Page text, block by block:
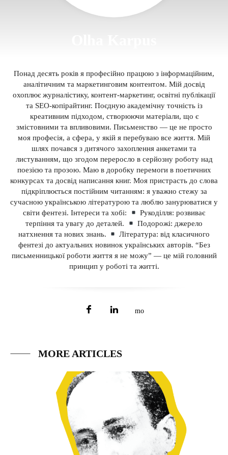
Понад десять років я професійно працюю з інформаційним,
аналітичним та маркетинговим контентом. Мій досвід
охоплює журналістику, контент-маркетинг, освітні публікації
та SEO-копірайтинг. Поєдную академічну точність із
креативним підходом, створюючи матеріали, що є
змістовними та впливовими. Письменство — це не просто
моя професія, а сфера, у якій я перебуваю все життя. Мій
шлях почався з дитячого захоплення анкетами та
листуванням, що згодом переросло в серйозну роботу над
поезією та прозою. Маю в доробку перемоги в поетичних
конкурсах та досвід написання книг. Моя пристрасть до слова
підкріплюється постійним читанням: я уважно стежу за
сучасною українською літературою та люблю занурюватися у
світи фентезі. Інтереси та хобі:
Рукоділля: розвиває
терпіння та увагу до деталей.
Подорожі: джерело
натхнення та нових знань.
Література: від класичного
фентезі до актуальних новинок українських авторів. “Без
письменницької роботи життя я не можу” — це мій головний
принцип у роботі та житті.
MORE ARTICLES